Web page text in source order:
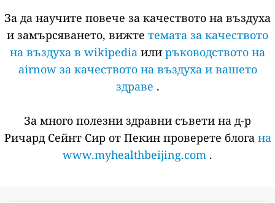
За да научите повече за качеството на въздуха
и замърсяването, вижте темата за качеството
на въздуха в wikipedia или ръководството на
airnow за качеството на въздуха и вашето
здраве .
За много полезни здравни съвети на д-р
Ричард Сейнт Сир от Пекин проверете блога на
www.myhealthbeijing.com .